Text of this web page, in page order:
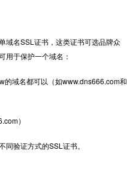
域名SSL证书，这类证书可选品牌众
用于保护一个域名：
域名都可以（如www.dns666.com和
）
同验证方式的SSL证书。